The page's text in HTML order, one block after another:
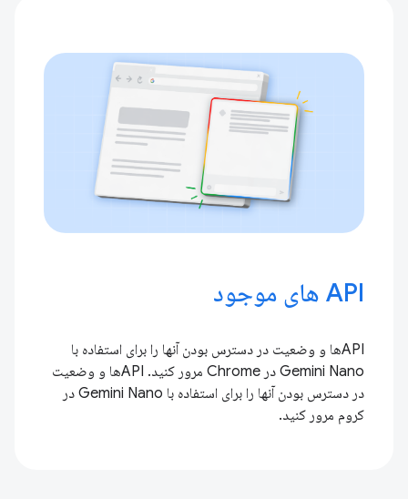
API های موجود
APIها و وضعیت در دسترس بودن آنها را برای استفاده با
Gemini Nano در Chrome مرور کنید. APIها و وضعیت
در دسترس بودن آنها را برای استفاده با Gemini Nano در
کروم مرور کنید.